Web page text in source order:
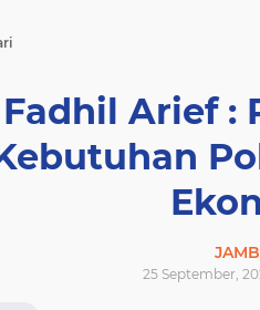
Fadhil Arief :
25 September,